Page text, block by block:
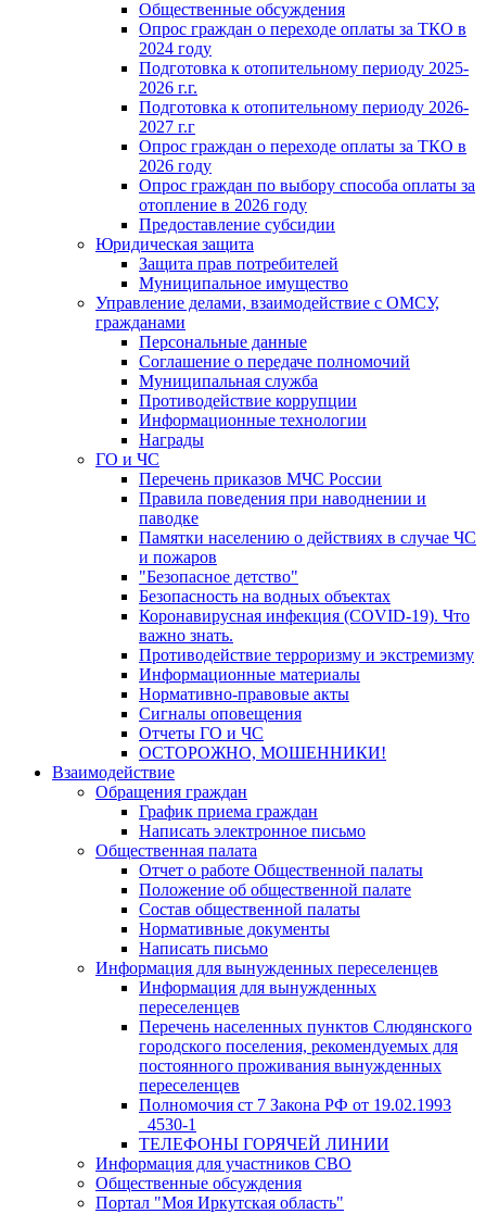
Общественные обсуждения
Опрос граждан о переходе оплаты за ТКО в
2024 году
Подготовка к отопительному периоду 2025-
2026 г.г.
Подготовка к отопительному периоду 2026-
2027 г.г
Опрос граждан о переходе оплаты за ТКО в
2026 году
Опрос граждан по выбору способа оплаты за
отопление в 2026 году
Предоставление субсидии
Юридическая защита
Защита прав потребителей
Муниципальное имущество
Управление делами, взаимодействие с ОМСУ,
гражданами
Персональные данные
Соглашение о передаче полномочий
Муниципальная служба
Противодействие коррупции
Информационные технологии
Награды
ГО и ЧС
Перечень приказов МЧС России
Правила поведения при наводнении и
паводке
Памятки населению о действиях в случае ЧС
и пожаров
"Безопасное детство"
Безопасность на водных объектах
Коронавирусная инфекция (COVID-19). Что
важно знать.
Противодействие терроризму и экстремизму
Информационные материалы
Нормативно-правовые акты
Сигналы оповещения
Отчеты ГО и ЧС
ОСТОРОЖНО, МОШЕННИКИ!
Взаимодействие
Обращения граждан
График приема граждан
Написать электронное письмо
Общественная палата
Отчет о работе Общественной палаты
Положение об общественной палате
Состав общественной палаты
Нормативные документы
Написать письмо
Информация для вынужденных переселенцев
Информация для вынужденных
переселенцев
Перечень населенных пунктов Слюдянского
городского поселения, рекомендуемых для
постоянного проживания вынужденных
переселенцев
Полномочия ст 7 Закона РФ от 19.02.1993
_4530-1
ТЕЛЕФОНЫ ГОРЯЧЕЙ ЛИНИИ
Информация для участников СВО
Общественные обсуждения
Портал "Моя Иркутская область"